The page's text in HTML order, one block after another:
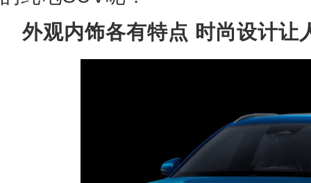
外观内饰各有特点 时尚设计让